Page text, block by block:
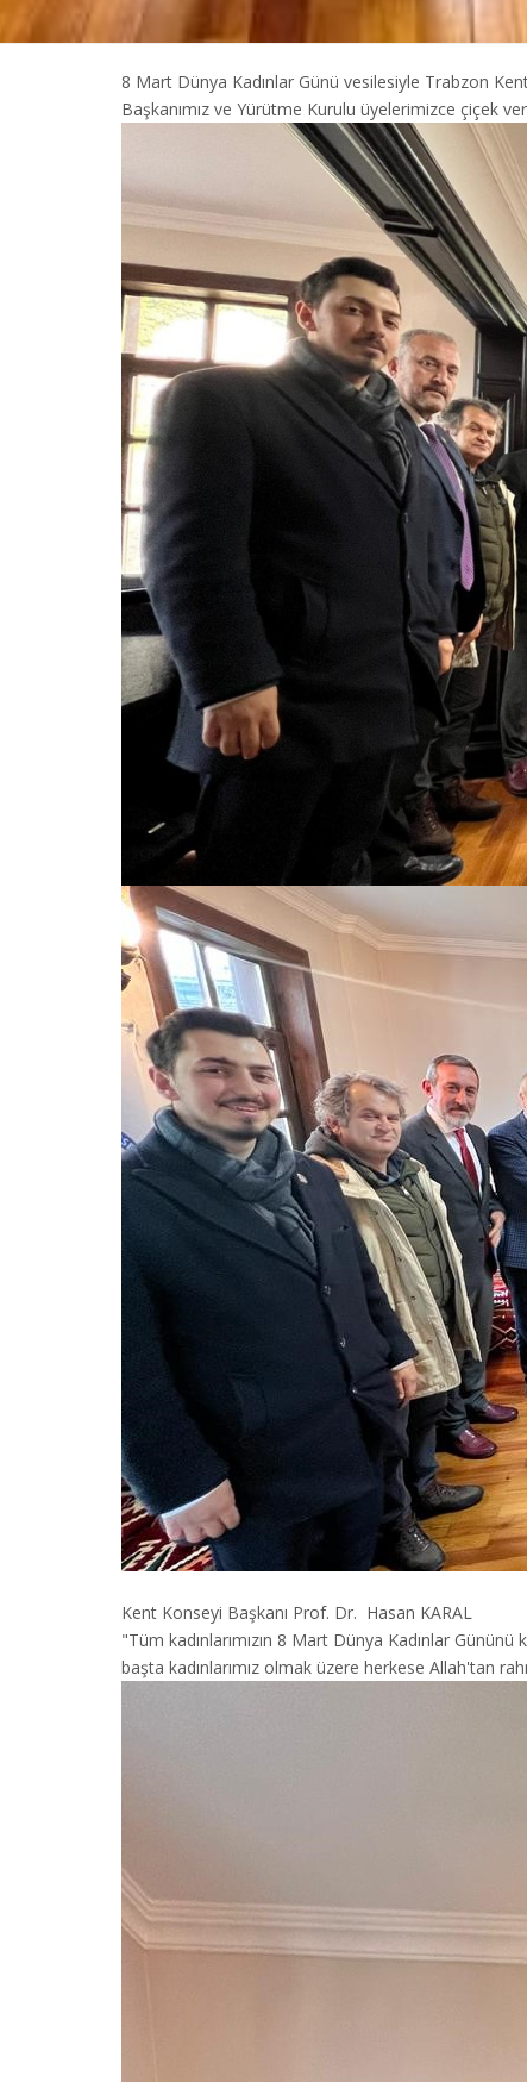
8 Mart Dünya Kadınlar Günü vesilesiyle Trabzon
Başkanımız ve Yürütme Kurulu üyelerimizce çiçek
Kent Konseyi Başkanı Prof. Dr. Hasan KARAL
"Tüm kadınlarımızın 8 Mart Dünya Kadınlar
başta kadınlarımız olmak üzere herkese Allah'tan